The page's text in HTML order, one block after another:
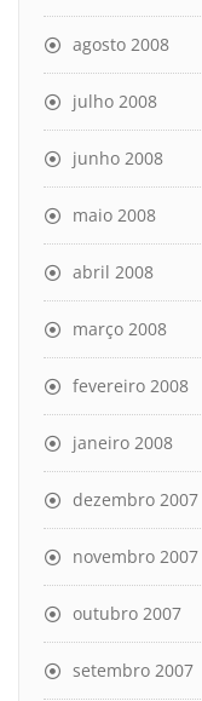
agosto 2008
julho 2008
junho 2008
maio 2008
abril 2008
março 2008
fevereiro 2008
janeiro 2008
dezembro 2007
novembro 2007
outubro 2007
setembro 2007